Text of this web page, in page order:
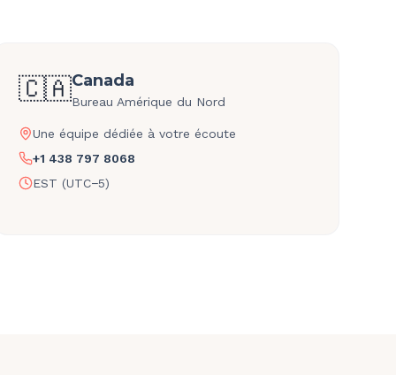
🇨🇦Canada
Bureau Amérique du Nord
Une équipe dédiée à votre écoute
+1 438 797 8068
EST (UTC−5)